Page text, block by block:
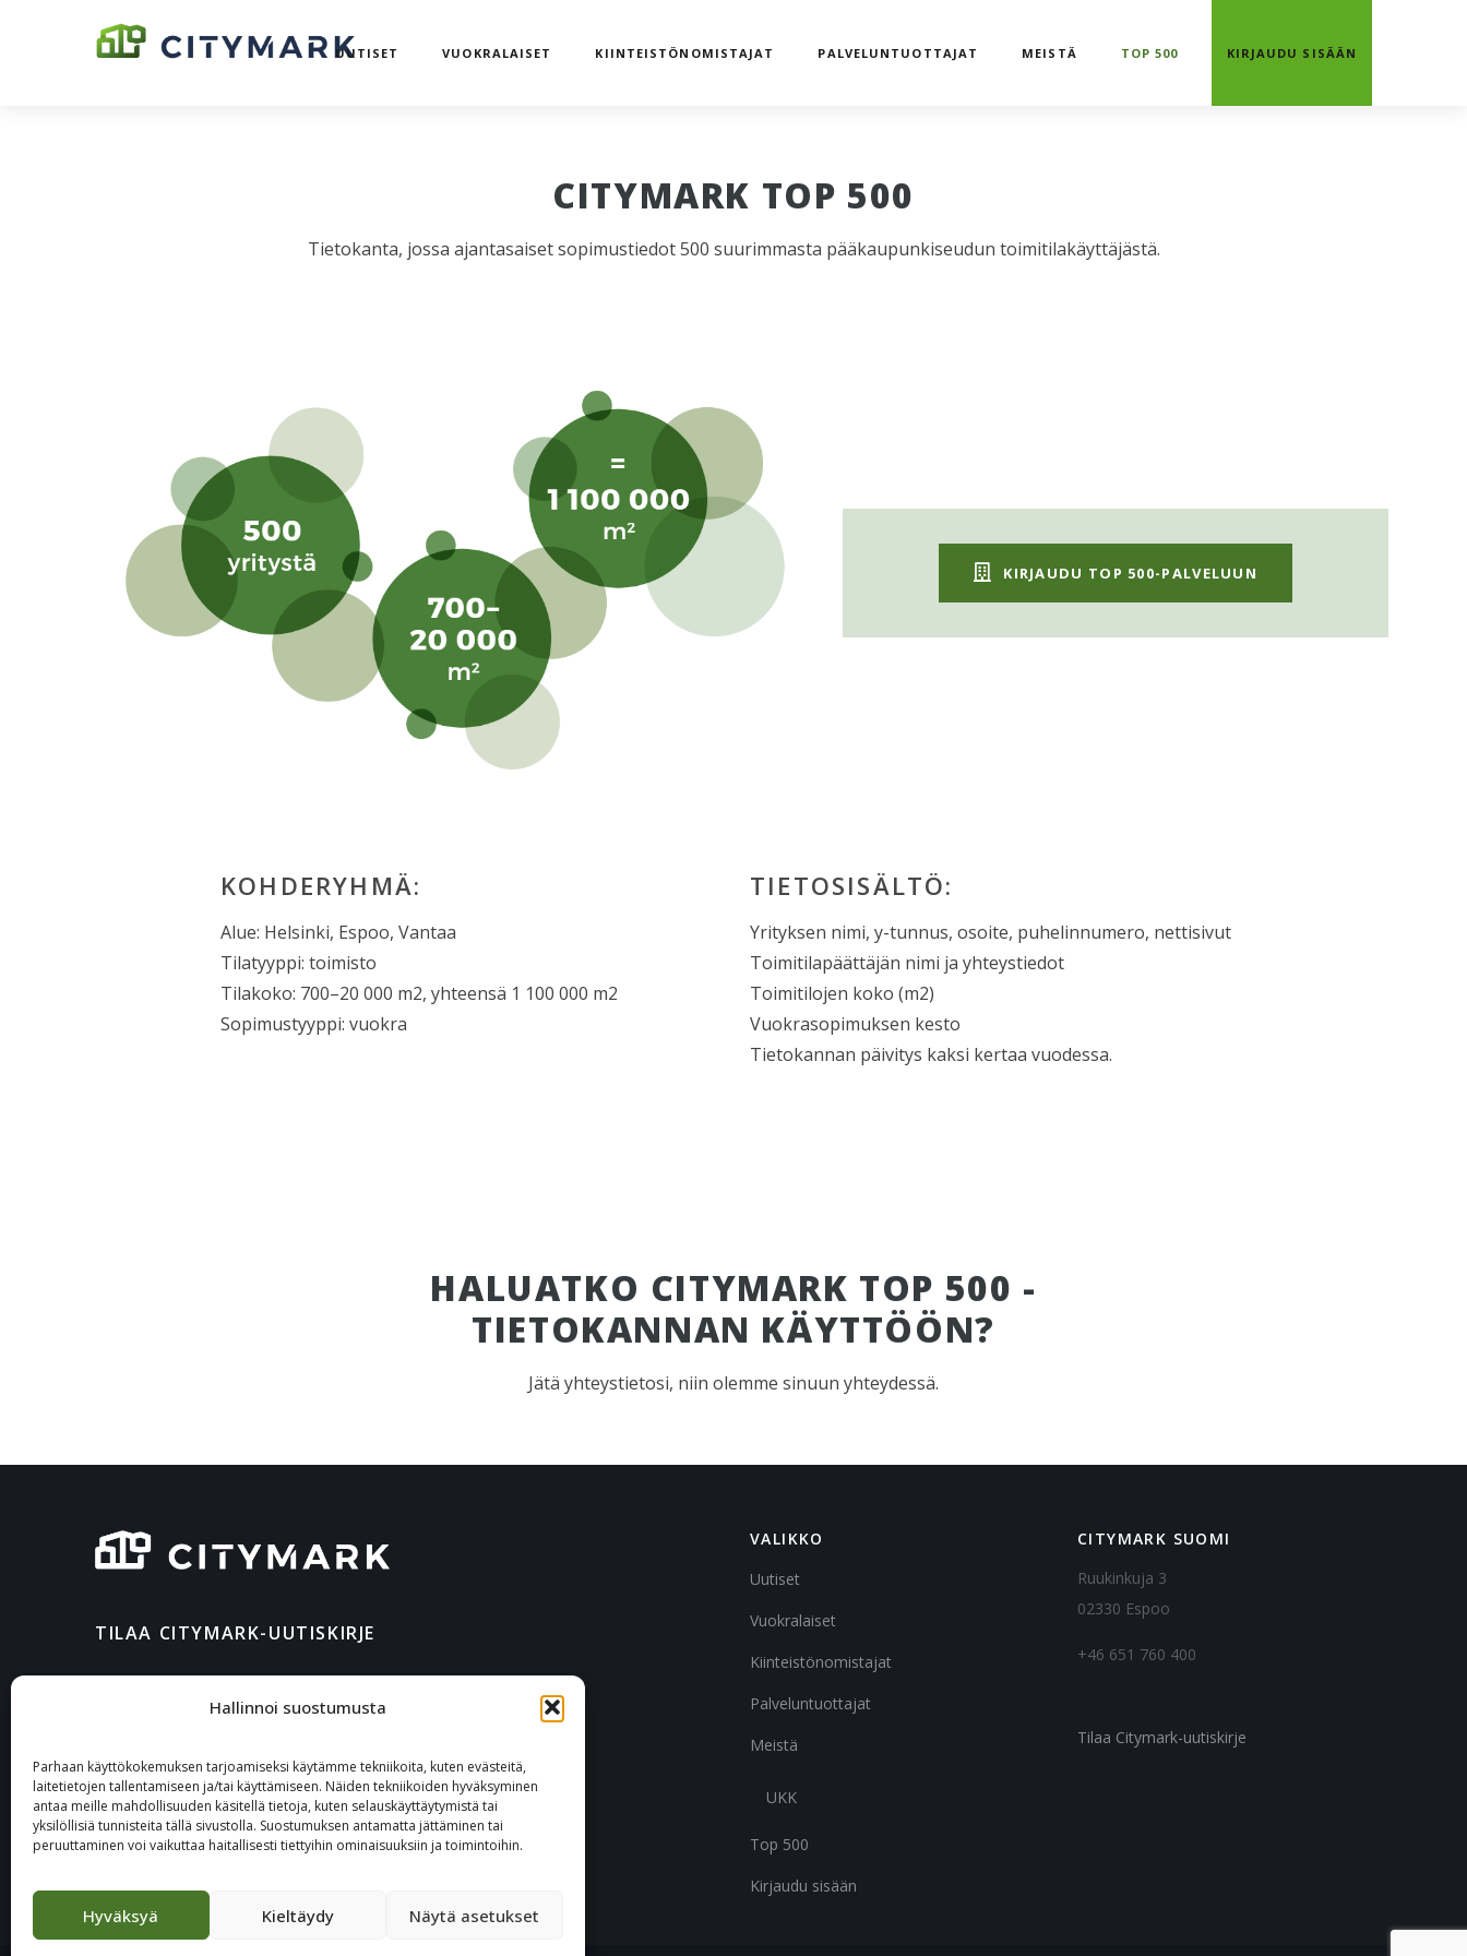
Hallinnoi suostumusta
Parhaan käyttökokemuksen tarjoamiseksi käytämme tekniikoita, kuten evästeitä,
laitetietojen tallentamiseen ja/tai käyttämiseen. Näiden tekniikoiden hyväksyminen
antaa meille mahdollisuuden käsitellä tietoja, kuten selauskäyttäytymistä tai
yksilöllisiä tunnisteita tällä sivustolla. Suostumuksen antamatta jättäminen tai
peruuttaminen voi vaikuttaa haitallisesti tiettyihin ominaisuuksiin ja toimintoihin.
Hyväksyä Kieltäydy Näytä asetukset
UUTISET VUOKRALAISET KIINTEISTÖNOMISTAJAT PALVELUNTUOTTAJAT MEISTÄ TOP 500 KIRJAUDU SISÄÄN
CITYMARK TOP 500
Tietokanta, jossa ajantasaiset sopimustiedot 500 suurimmasta pääkaupunkiseudun toimitilakäyttäjästä.
KIRJAUDU TOP 500-PALVELUUN
KOHDERYHMÄ:
Alue: Helsinki, Espoo, Vantaa
Tilatyyppi: toimisto
Tilakoko: 700–20 000 m2, yhteensä 1 100 000 m2
Sopimustyyppi: vuokra
TIETOSISÄLTÖ:
Yrityksen nimi, y-tunnus, osoite, puhelinnumero, nettisivut
Toimitilapäättäjän nimi ja yhteystiedot
Toimitilojen koko (m2)
Vuokrasopimuksen kesto
Tietokannan päivitys kaksi kertaa vuodessa.
HALUATKO CITYMARK TOP 500 -
TIETOKANNAN KÄYTTÖÖN?
Jätä yhteystietosi, niin olemme sinuun yhteydessä.
TILAA CITYMARK-UUTISKIRJE
VALIKKO
Uutiset
Vuokralaiset
Kiinteistönomistajat
Palveluntuottajat
Meistä
UKK
Top 500
Kirjaudu sisään
CITYMARK SUOMI
Ruukinkuja 3
02330 Espoo
+46 651 760 400
Tilaa Citymark-uutiskirje